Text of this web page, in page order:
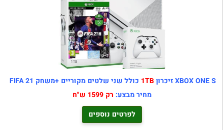
XBOX ONE S זיכרון 1TB כולל שני שלטים מקוריים +משחק FIFA 21
מחיר מבצע: רק 1599 ש"ח
לפרטים נוספים